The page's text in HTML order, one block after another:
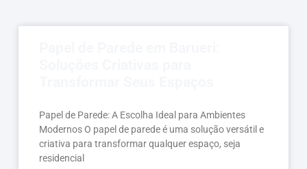
Papel de Parede: A Escolha Ideal para Ambientes
Modernos O papel de parede é uma solução versátil e
criativa para transformar qualquer espaço, seja
residencial